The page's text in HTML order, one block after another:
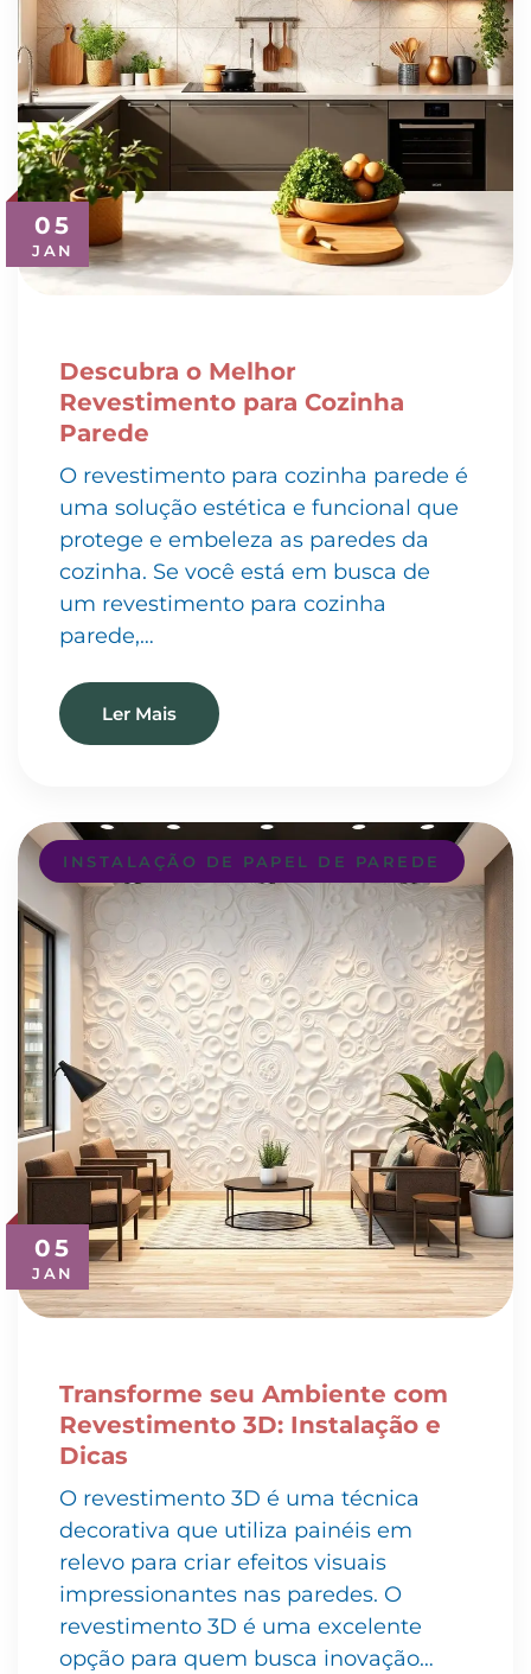
05
JAN
Descubra o Melhor
Revestimento para Cozinha
Parede
O revestimento para cozinha parede é
uma solução estética e funcional que
protege e embeleza as paredes da
cozinha. Se você está em busca de
um revestimento para cozinha
parede,…
Ler Mais
05
JAN
INSTALAÇÃO DE PAPEL DE PAREDE
Transforme seu Ambiente com
Revestimento 3D: Instalação e
Dicas
O revestimento 3D é uma técnica
decorativa que utiliza painéis em
relevo para criar efeitos visuais
impressionantes nas paredes. O
revestimento 3D é uma excelente
opção para quem busca inovação…